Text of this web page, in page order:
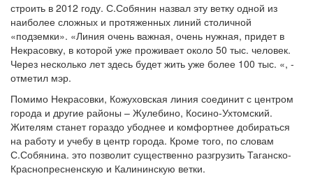
строить в 2012 году. С.Собянин назвал эту ветку одной из
наиболее сложных и протяженных линий столичной
«подземки». «Линия очень важная, очень нужная, придет в
Некрасовку, в которой уже проживает около 50 тыс. человек.
Через несколько лет здесь будет жить уже более 100 тыс. «, -
отметил мэр.
Помимо Некрасовки, Кожуховская линия соединит с центром
города и другие районы – Жулебино, Косино-Ухтомский.
Жителям станет гораздо убоднее и комфортнее добираться
на работу и учебу в центр города. Кроме того, по словам
С.Собянина. это позволит существенно разгрузить Таганско-
Краснопресненскую и Калининскую ветки.